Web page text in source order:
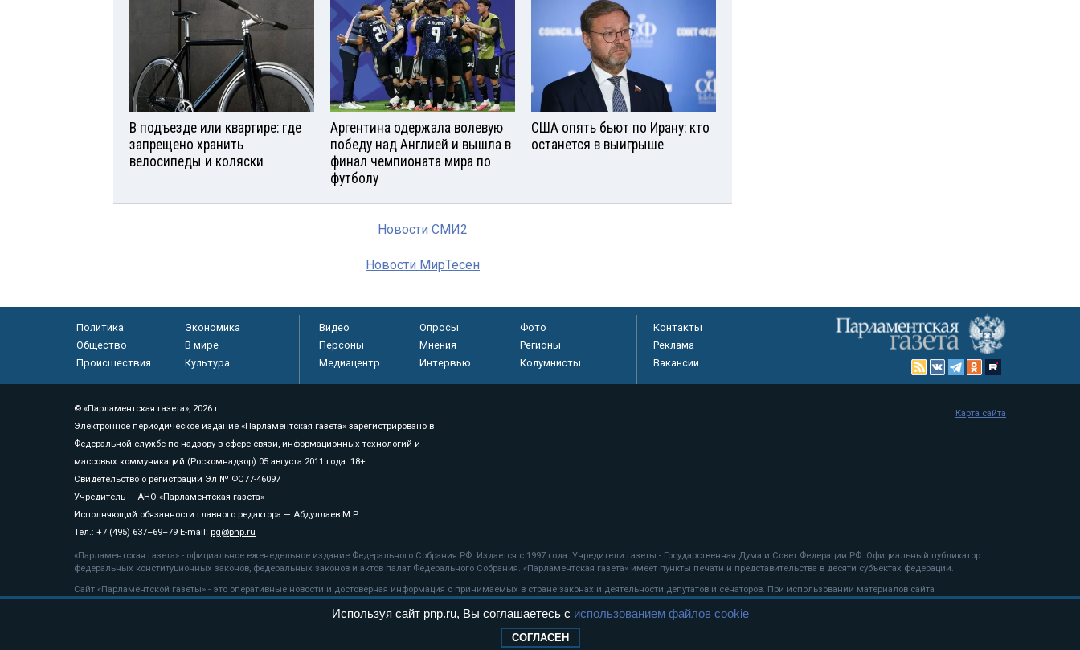
В подъезде или квартире: где
запрещено хранить
велосипеды и коляски
Аргентина одержала волевую
победу над Англией и вышла в
финал чемпионата мира по
футболу
США опять бьют по Ирану: кто
останется в выигрыше
Новости СМИ2
Новости МирТесен
Политика
Экономика
Общество
В мире
Происшествия
Культура
Видео Опросы
Фото
Персоны
Мнения
Регионы
Медиацентр
Интервью Колумнисты
Контакты
Реклама
Вакансии
© «Парламентская газета», 2026 г.
Электронное периодическое издание «Парламентская газета» зарегистрировано в
Федеральной службе по надзору в сфере связи, информационных технологий и
массовых коммуникаций (Роскомнадзор) 05 августа 2011 года. 18+
Свидетельство о регистрации Эл № ФС77-46097
Учредитель — АНО «Парламентская газета»
Исполняющий обязанности главного редактора — Абдуллаев М.Р.
Тел.: +7 (495) 637–69–79 E-mail: pg@pnp.ru
«Парламентская газета» - официальное еженедельное издание Федерального Собрания РФ. Издается с 1997 года. Учредители газеты - Государственная Дума и Совет Федерации РФ. Официальный публикатор
федеральных конституционных законов, федеральных законов и актов палат Федерального Собрания. «Парламентская газета» имеет пункты печати и представительства в десяти субъектах федерации.
Сайт «Парламентской газеты» - это оперативные новости и достоверная информация о принимаемых в стране законах и деятельности депутатов и сенаторов. При использовании материалов сайта
«Парламентской газеты» активная ссылка на pnp.ru обязательна.
рекомендательные технологии
Карта сайта
Используя сайт pnp.ru, Вы соглашаетесь с использованием файлов cookie
СОГЛАСЕН